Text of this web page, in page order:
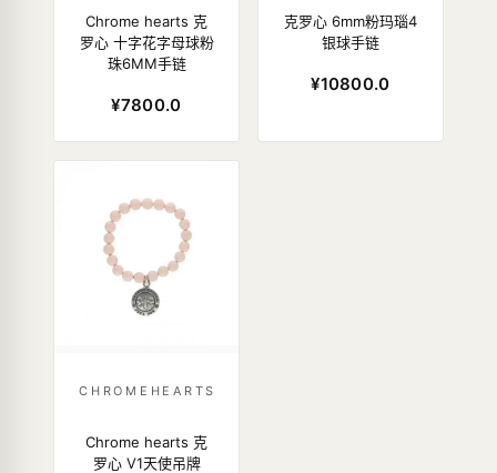
Chrome hearts 克
罗心 十字花字母球粉
珠6MM手链
¥7800.0
克罗心 6mm粉玛瑙4
银球手链
¥10800.0
CHROMEHEARTS
Chrome hearts 克
罗心 V1天使吊牌